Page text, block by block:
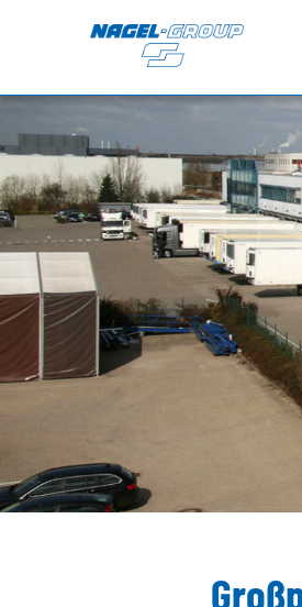
TRANSPORT
FTL – Nagel DIRECT
LTL – Stückgut
CONTRACT LOGISTICS
Lagerlogistik